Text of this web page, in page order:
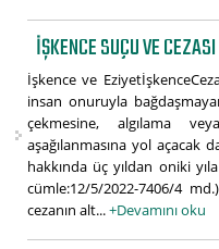
İŞKENCE SUÇU VE CEZASI
İşkence ve
insan onuruyla
çekmesine, algılama
aşağılanmasına yol açacak
hakkında üç yıldan oniki
cümle:12/5/2022-7406/4
cezanın alt...+Devamını oku